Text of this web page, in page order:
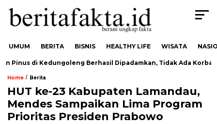
UMUM BERITA BISNIS HEALTHY LIFE WISATA
di Kedungoleng Berhasil Dipadamkan, Tidak Ada Korban
Home / Berita
HUT ke-23 Kabupaten Lamandau,
Mendes Sampaikan Lima Program
Prioritas Presiden Prabowo